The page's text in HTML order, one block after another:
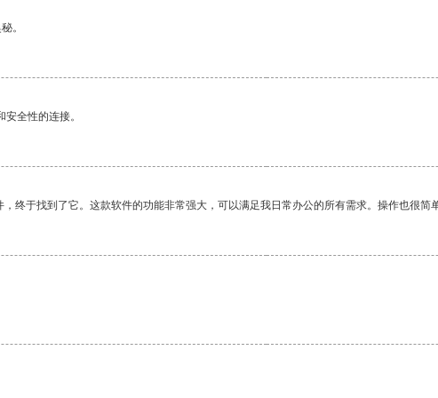
。
全性的连接。
终于找到了它。这款软件的功能非常强大，可以满足我日常办公的所有需求。操作也很简